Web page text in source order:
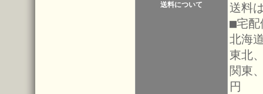
送料について
送料
■宅配
北海
東北
関東
円